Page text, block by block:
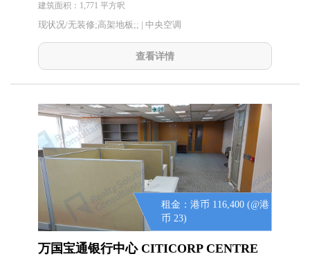
建筑面积：1,771 平方呎
现状况/无装修;高架地板;; | 中央空调
查看详情
租金：港币 116,400 (@港
币 23)
万国宝通银行中心 CITICORP CENTRE